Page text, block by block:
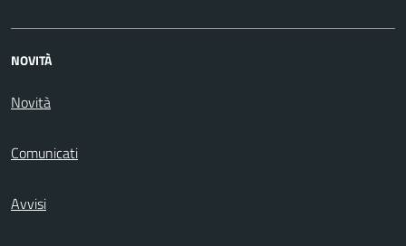
NOVITÀ
Novità
Comunicati
Avvisi